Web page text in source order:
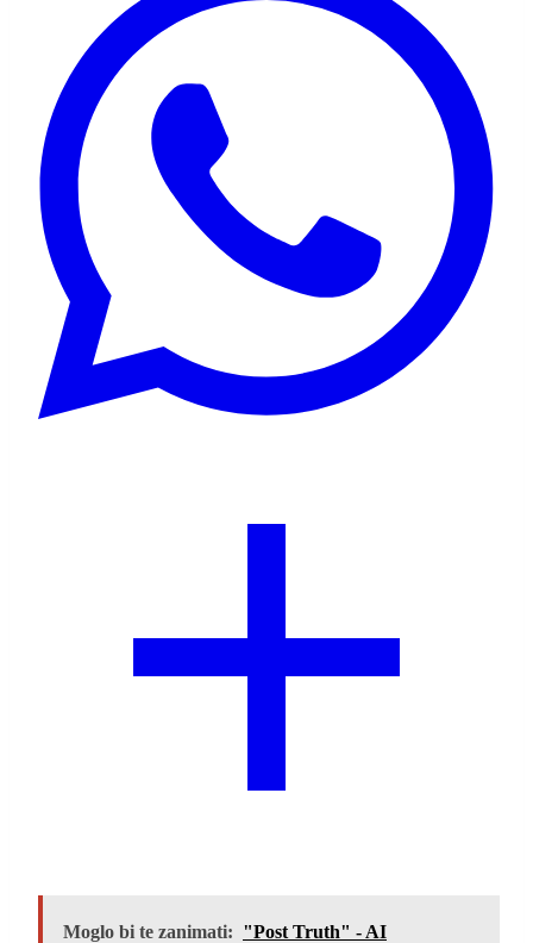
Moglo bi te zanimati: "Post Truth" - AI